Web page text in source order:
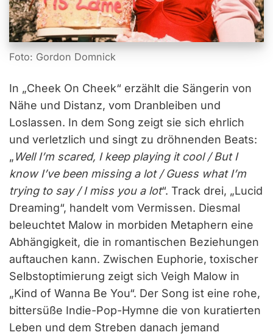
Foto: Gordon Domnick
In „Cheek On Cheek“ erzählt die Sängerin von
Nähe und Distanz, vom Dranbleiben und
Loslassen. In dem Song zeigt sie sich ehrlich
und verletzlich und singt zu dröhnenden Beats:
„Well I’m scared, I keep playing it cool / But I
know I’ve been missing a lot / Guess what I’m
trying to say / I miss you a lot“. Track drei, „Lucid
Dreaming“, handelt vom Vermissen. Diesmal
beleuchtet Malow in morbiden Metaphern eine
Abhängigkeit, die in romantischen Beziehungen
auftauchen kann. Zwischen Euphorie, toxischer
Selbstoptimierung zeigt sich Veigh Malow in
„Kind of Wanna Be You“. Der Song ist eine rohe,
bittersüße Indie-Pop-Hymne die von kuratierten
Leben und dem Streben danach jemand